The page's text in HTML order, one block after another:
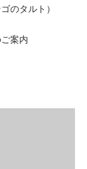
のタルト）
案内